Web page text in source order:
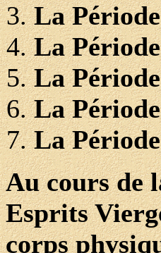
La
La
La
La
La
Au cours de
Esprits
corps